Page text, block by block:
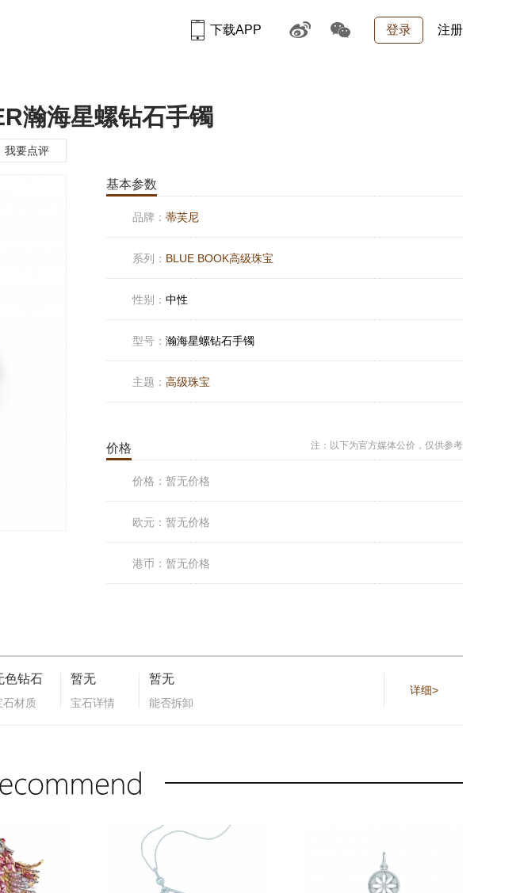
登录 注册
下载APP
瀚海星螺钻石手镯
我要点评
基本参数
品牌： 蒂芙尼
系列： BLUE BOOK高级珠宝
性别： 中性
型号： 瀚海星螺钻石手镯
主题： 高级珠宝
价格 注：以下为官方媒体公价，仅供参考
价格： 暂无价格
欧元： 暂无价格
港币： 暂无价格
色钻石
石材质
暂无
宝石详情
暂无
能否拆卸
详细>